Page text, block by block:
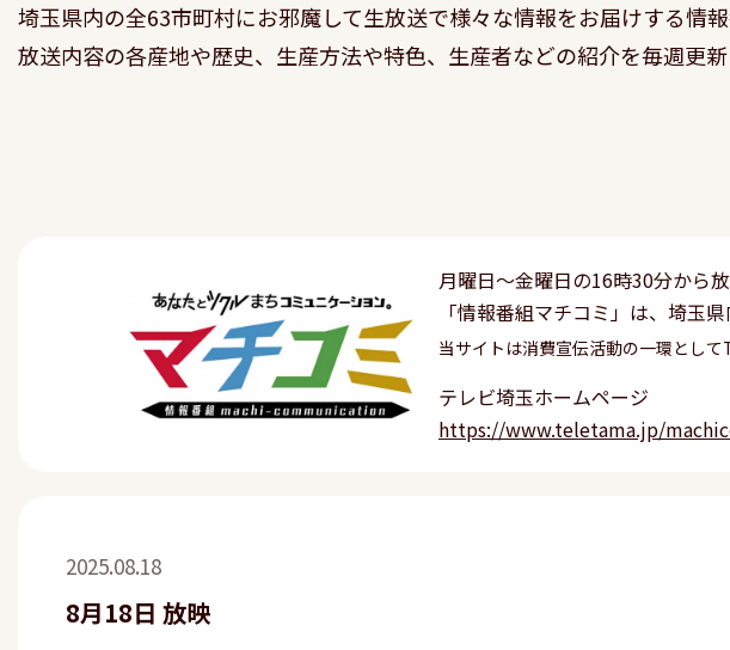
埼玉県内の全63市町村にお邪魔して生放送で様々な情報をお届けする情
放送内容の各産地や歴史、生産方法や特色、生産者などの紹介を毎週更新
月曜日〜金曜日の16時30分から
「情報番組マチコミ」は、埼玉
当サイトは消費宣伝活動の一環とし
テレビ埼玉ホームページ
https://www.teletama.jp/
2025.08.18
8月18日 放映